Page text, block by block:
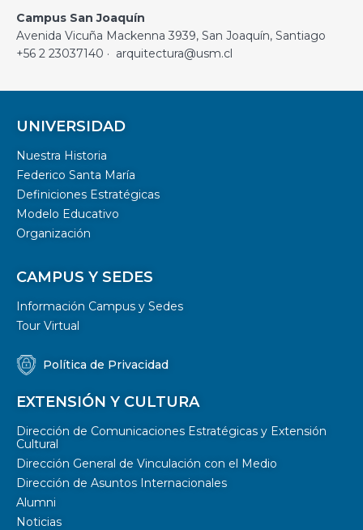
Campus San Joaquín
Avenida Vicuña Mackenna 3939, San Joaquín, Santiago
+56 2 23037140 · arquitectura@usm.cl
UNIVERSIDAD
Nuestra Historia
Federico Santa María
Definiciones Estratégicas
Modelo Educativo
Organización
CAMPUS Y SEDES
Información Campus y Sedes
Tour Virtual
Política de Privacidad
EXTENSIÓN Y CULTURA
Dirección de Comunicaciones Estratégicas y Extensión
Cultural
Dirección General de Vinculación con el Medio
Dirección de Asuntos Internacionales
Alumni
Noticias